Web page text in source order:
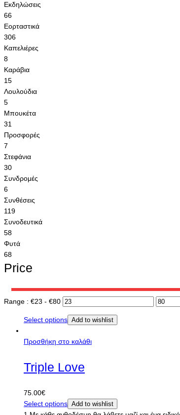
Εκδηλώσεις
66
Εορταστικά
306
Καπελιέρες
8
Καράβια
15
Λουλούδια
5
Μπουκέτα
31
Προσφορές
7
Στεφάνια
30
Συνδρομές
6
Συνθέσεις
119
Συνοδευτικά
58
Φυτά
68
Price
Range : €23 - €80
Select options Add to wishlist
Προσθήκη στο καλάθι
Triple Love
75.00€
Select options Add to wishlist